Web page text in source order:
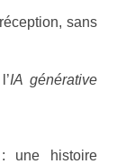
sans
IA générative
une histoire